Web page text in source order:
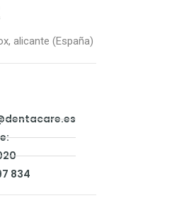
alicante (España)
834